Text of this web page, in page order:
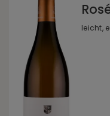
leicht,